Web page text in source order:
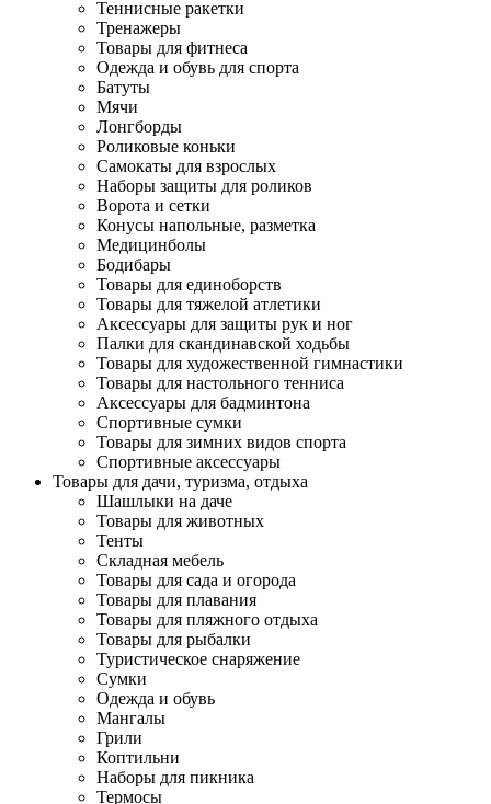
Теннисные ракетки
Тренажеры
Товары для фитнеса
Одежда и обувь для спорта
Батуты
Мячи
Лонгборды
Роликовые коньки
Самокаты для взрослых
Наборы защиты для роликов
Ворота и сетки
Конусы напольные, разметка
Медицинболы
Бодибары
Товары для единоборств
Товары для тяжелой атлетики
Аксессуары для защиты рук и ног
Палки для скандинавской ходьбы
Товары для художественной гимнастики
Товары для настольного тенниса
Аксессуары для бадминтона
Спортивные сумки
Товары для зимних видов спорта
Спортивные аксессуары
Товары для дачи, туризма, отдыха
Шашлыки на даче
Товары для животных
Тенты
Складная мебель
Товары для сада и огорода
Товары для плавания
Товары для пляжного отдыха
Товары для рыбалки
Туристическое снаряжение
Сумки
Одежда и обувь
Мангалы
Грили
Коптильни
Наборы для пикника
Термосы